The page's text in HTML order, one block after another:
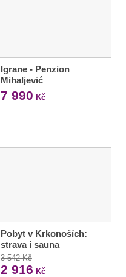
Igrane - Penzion
Mihaljević
7 990 Kč
Pobyt v Krkonoších:
strava i sauna
3 542 Kč
2 916 Kč